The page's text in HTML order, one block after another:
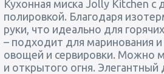
Кухонная миска Jolly Kitchen с
полировкой. Благодаря
руки, что идеально для
– подходит для маринования
овощей и сервировки. Можно
и открытого огня.